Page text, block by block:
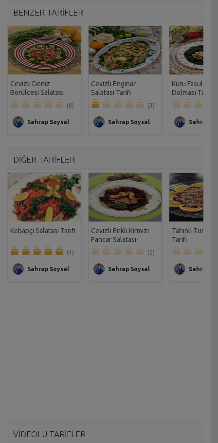
BENZER TARİFLER
Cevizli Deniz
Börülcesi Salatası
Tarifi
(0)
Sahrap Soysal
Cevizli Enginar
Salatası Tarifi
(3)
Sahrap Soysal
Kuru Fasulyeli
Dolması Tarifi
Sahrap
DİĞER TARİFLER
Kebapçı Salatası Tarifi
(1)
Sahrap Soysal
Cevizli Erikli Kırmızı
Pancar Salatası-
Sağlıklı Mutfak Tarifi(0)
Sahrap Soysal
Tahinli Turşulu
Tarifi
Sahrap
VİDEOLU TARİFLER